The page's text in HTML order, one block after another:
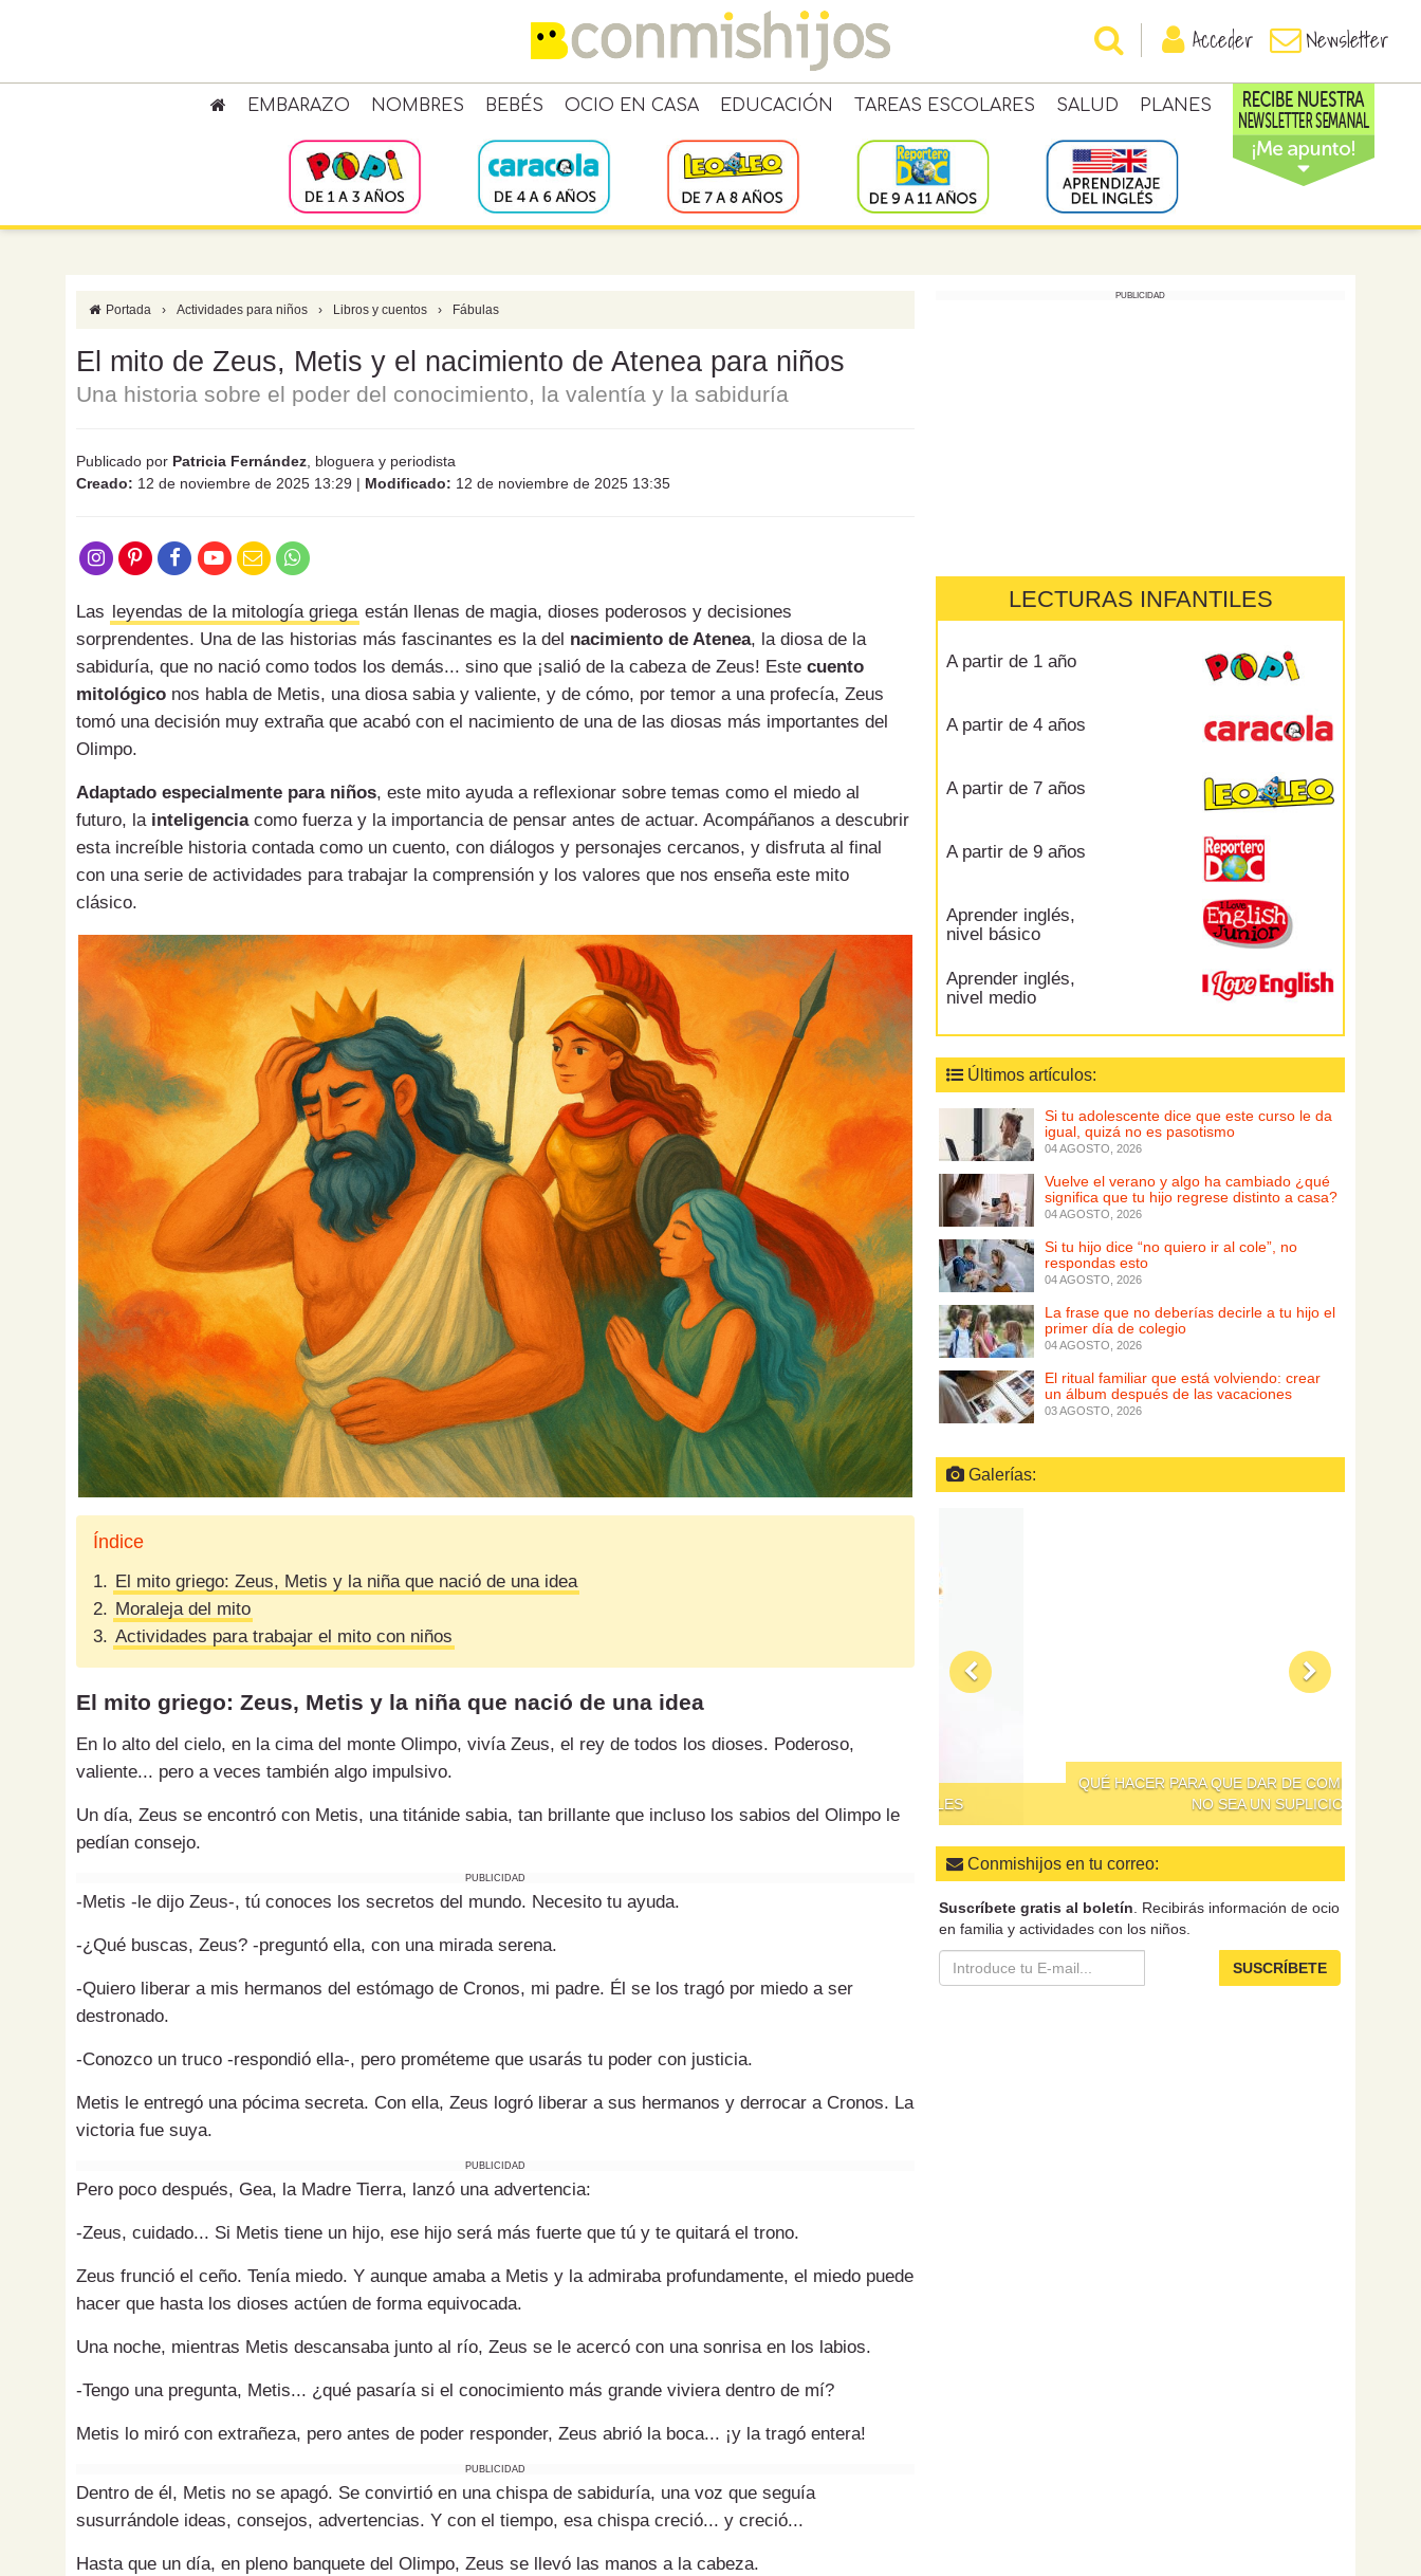
Acceder Newsletter
EMBARAZO NOMBRES BEBÉS OCIO EN CASA EDUCACIÓN TAREAS ESCOLARES SALUD PLANES
Portada › Actividades para niños › Libros y cuentos › Fábulas
El mito de Zeus, Metis y el nacimiento de Atenea para niños
Una historia sobre el poder del conocimiento, la valentía y la sabiduría
Publicado por Patricia Fernández , bloguera y periodista
Creado: 12 de noviembre de 2025 13:29 | Modificado: 12 de noviembre de 2025 13:35
Las leyendas de la mitología griega están llenas de magia, dioses poderosos y decisiones
sorprendentes. Una de las historias más fascinantes es la del nacimiento de Atenea, la diosa de la
sabiduría, que no nació como todos los demás... sino que ¡salió de la cabeza de Zeus! Este cuento
mitológico nos habla de Metis, una diosa sabia y valiente, y de cómo, por temor a una profecía, Zeus
tomó una decisión muy extraña que acabó con el nacimiento de una de las diosas más importantes del
Olimpo.
Adaptado especialmente para niños, este mito ayuda a reflexionar sobre temas como el miedo al
futuro, la inteligenciacomo fuerza y la importancia de pensar antes de actuar. Acompáñanos a descubrir
esta increíble historia contada como un cuento, con diálogos y personajes cercanos, y disfruta al final
con una serie de actividades para trabajar la comprensión y los valores que nos enseña este mito
clásico.
Índice
1. El mito griego: Zeus, Metis y la niña que nació de una idea
2. Moraleja del mito
3. Actividades para trabajar el mito con niños
El mito griego: Zeus, Metis y la niña que nació de una idea
En lo alto del cielo, en la cima del monte Olimpo, vivía Zeus, el rey de todos los dioses. Poderoso,
valiente... pero a veces también algo impulsivo.
Un día, Zeus se encontró con Metis, una titánide sabia, tan brillante que incluso los sabios del Olimpo le
pedían consejo.
PUBLICIDAD
-Metis -le dijo Zeus-, tú conoces los secretos del mundo. Necesito tu ayuda.
-¿Qué buscas, Zeus? -preguntó ella, con una mirada serena.
-Quiero liberar a mis hermanos del estómago de Cronos, mi padre. Él se los tragó por miedo a ser
destronado.
-Conozco un truco -respondió ella-, pero prométeme que usarás tu poder con justicia.
Metis le entregó una pócima secreta. Con ella, Zeus logró liberar a sus hermanos y derrocar a Cronos. La
victoria fue suya.
PUBLICIDAD
Pero poco después, Gea, la Madre Tierra, lanzó una advertencia:
-Zeus, cuidado... Si Metis tiene un hijo, ese hijo será más fuerte que tú y te quitará el trono.
Zeus frunció el ceño. Tenía miedo. Y aunque amaba a Metis y la admiraba profundamente, el miedo puede
hacer que hasta los dioses actúen de forma equivocada.
Una noche, mientras Metis descansaba junto al río, Zeus se le acercó con una sonrisa en los labios.
-Tengo una pregunta, Metis... ¿qué pasaría si el conocimiento más grande viviera dentro de mí?
Metis lo miró con extrañeza, pero antes de poder responder, Zeus abrió la boca... ¡y la tragó entera!
PUBLICIDAD
Dentro de él, Metis no se apagó. Se convirtió en una chispa de sabiduría, una voz que seguía
susurrándole ideas, consejos, advertencias. Y con el tiempo, esa chispa creció... y creció...
Hasta que un día, en pleno banquete del Olimpo, Zeus se llevó las manos a la cabeza.
PUBLICIDAD
LECTURAS INFANTILES
A partir de 1 año
A partir de 4 años
A partir de 7 años
A partir de 9 años
Aprender inglés,
nivel básico
Aprender inglés,
nivel medio
Últimos artículos:
Si tu adolescente dice que este curso le da
igual, quizá no es pasotismo
04 AGOSTO, 2026
Vuelve el verano y algo ha cambiado ¿qué
significa que tu hijo regrese distinto a casa?
04 AGOSTO, 2026
Si tu hijo dice “no quiero ir al cole”, no
respondas esto
04 AGOSTO, 2026
La frase que no deberías decirle a tu hijo el
primer día de colegio
04 AGOSTO, 2026
El ritual familiar que está volviendo: crear
un álbum después de las vacaciones
03 AGOSTO, 2026
Galerías:
QUÉ HACER PARA QUE DAR DE COMER A LOS NIÑOS
NO SEA UN SUPLICIO
Conmishijos en tu correo:
Suscríbete gratis al boletín . Recibirás información de ocio
en familia y actividades con los niños.
SUSCRÍBETE